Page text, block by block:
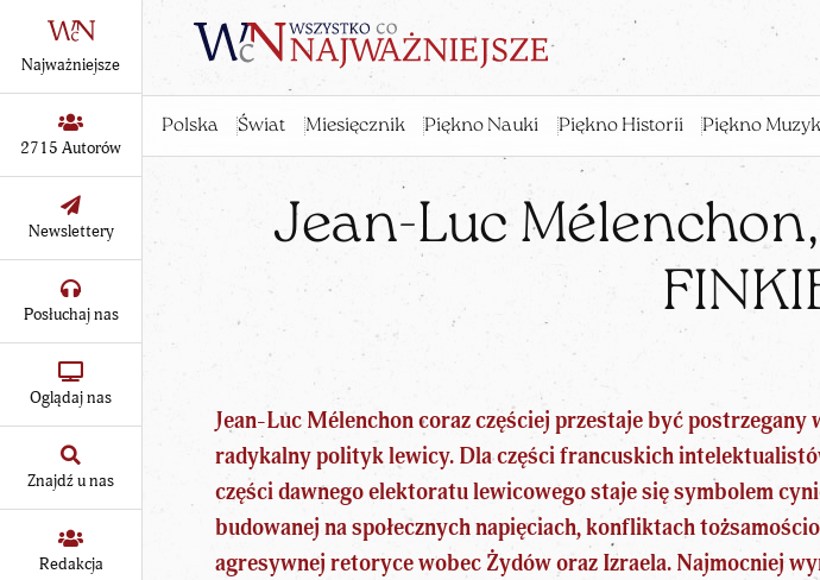
Polska Świat Miesięcznik Piękno Nauki Piękno Historii Piękno
Najważniejsze
2715 Autorów
Newslettery
Posłuchaj nas
Oglądaj nas
Znajdź u nas
Redakcja
Jean-Luc
Jean-Luc Mélenchon coraz częściej przestaje być postrzegany
radykalny polityk lewicy. Dla części francuskich
części dawnego elektoratu lewicowego staje się symbolem
budowanej na społecznych napięciach, konfliktach
agresywnej retoryce wobec Żydów oraz Izraela. Najmocniej